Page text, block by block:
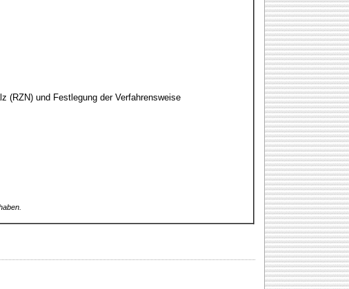
(RZN) und Festlegung der Verfahrensweise